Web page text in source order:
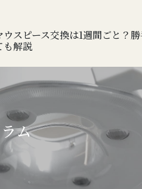
ム
スピース交換は1週間ごと？
も解説